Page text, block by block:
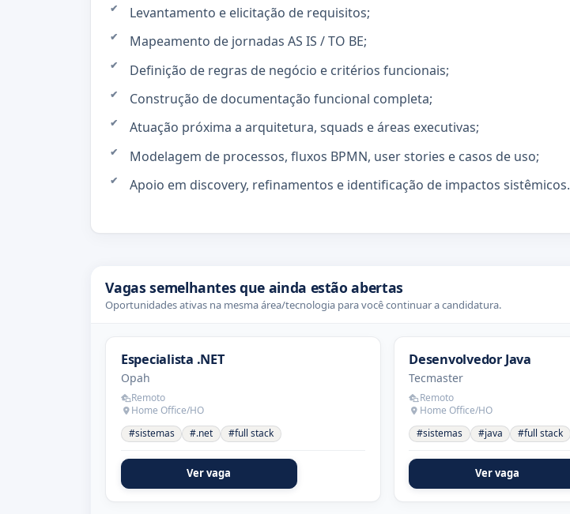
Levantamento e elicitação de requisitos;
Mapeamento de jornadas AS IS / TO BE;
Definição de regras de negócio e critérios funcionais;
Construção de documentação funcional completa;
Atuação próxima a arquitetura, squads e áreas executivas;
Modelagem de processos, fluxos BPMN, user stories e casos de uso;
Apoio em discovery, refinamentos e identificação de impactos sistêmicos.
Vagas semelhantes que ainda estão abertas
Oportunidades ativas na mesma área/tecnologia para você continuar a candidatura.
Especialista .NET
Opah
Remoto
Home Office/HO
#sistemas
#.net #full stack
Ver vaga
Desenvolvedor Java
Tecmaster
Remoto
Home Office/HO
#sistemas
#java #full stack
Ver vaga